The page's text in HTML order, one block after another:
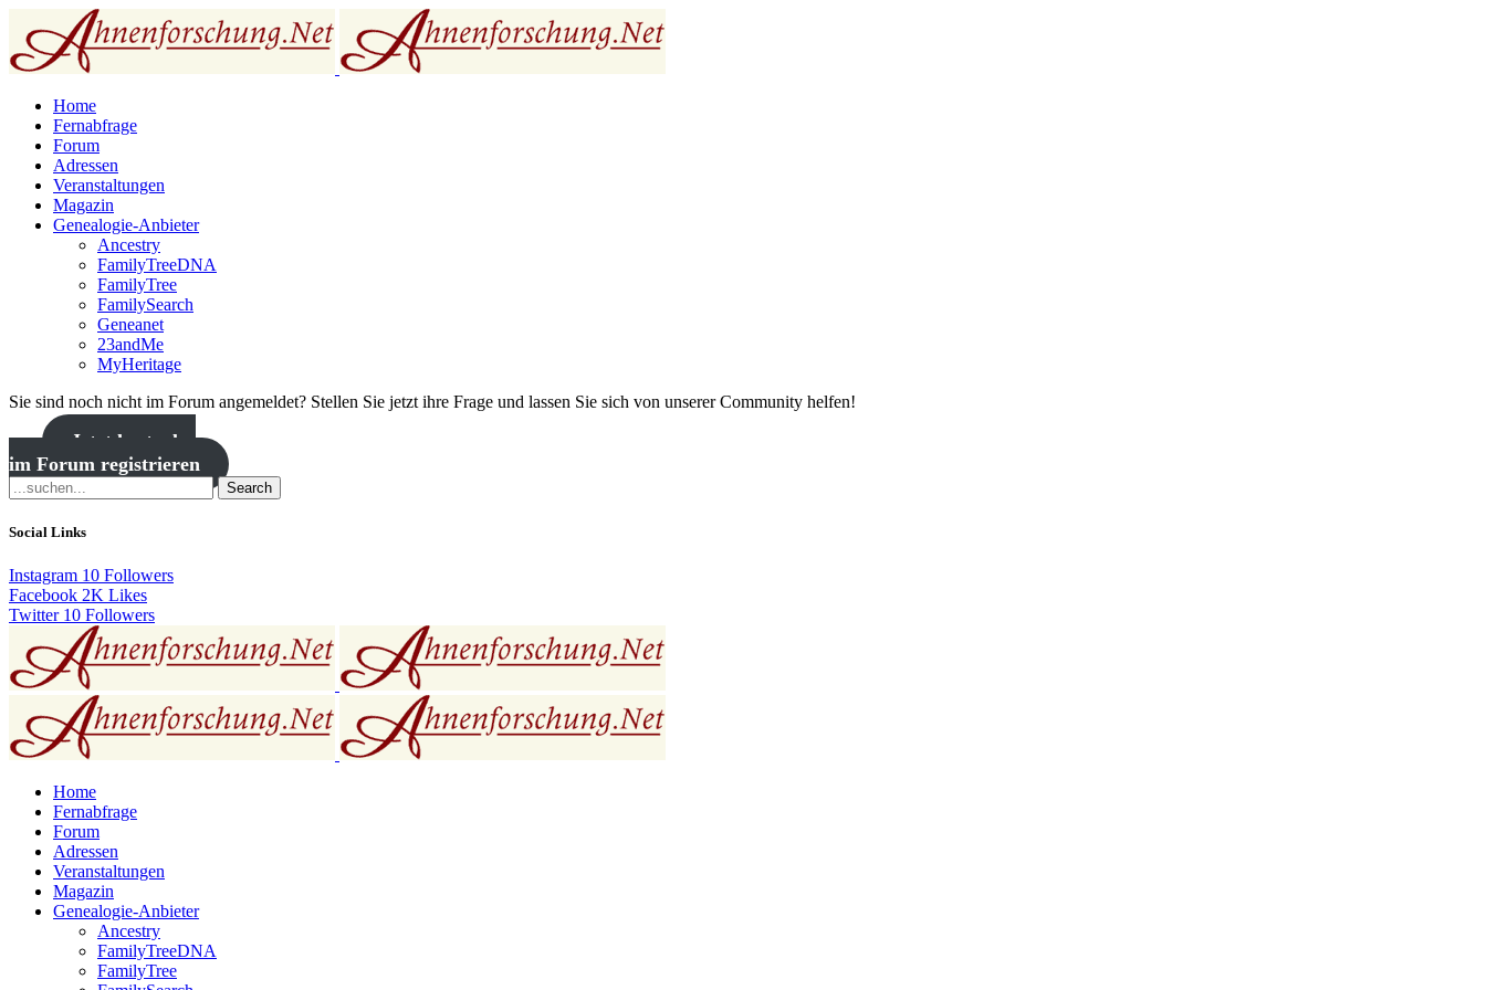
Home
Fernabfrage
Forum
Adressen
Veranstaltungen
Magazin
Genealogie-Anbieter
Ancestry
FamilyTreeDNA
FamilyTree
FamilySearch
Geneanet
23andMe
MyHeritage
Sie sind noch nicht im Forum angemeldet? Stellen Sie jetzt ihre Frage und lassen Sie sich von unserer Community helfen!
Jetzt kostenlos
im Forum registrieren
Search
Social Links
Instagram 10 Followers
Facebook 2K Likes
Twitter 10 Followers
Home
Fernabfrage
Forum
Adressen
Veranstaltungen
Magazin
Genealogie-Anbieter
Ancestry
FamilyTreeDNA
FamilyTree